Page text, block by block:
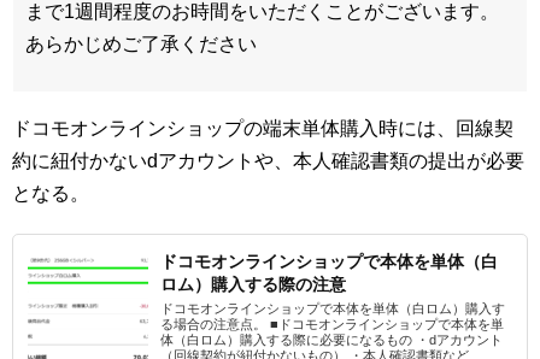
まで1週間程度のお時間をいただくことがございます。
あらかじめご了承ください
ドコモオンラインショップの端末単体購入時には、回線契
約に紐付かないdアカウントや、本人確認書類の提出が必要
となる。
ドコモオンラインショップで本体を単体（白
ロム）購入する際の注意
ドコモオンラインショップで本体を単体（白ロム）購入す
る場合の注意点。 ■ドコモオンラインショップで本体を単
体（白ロム）購入する際に必要になるもの ・dアカウント
（回線契約が紐付かないもの） ・本人確認書類など